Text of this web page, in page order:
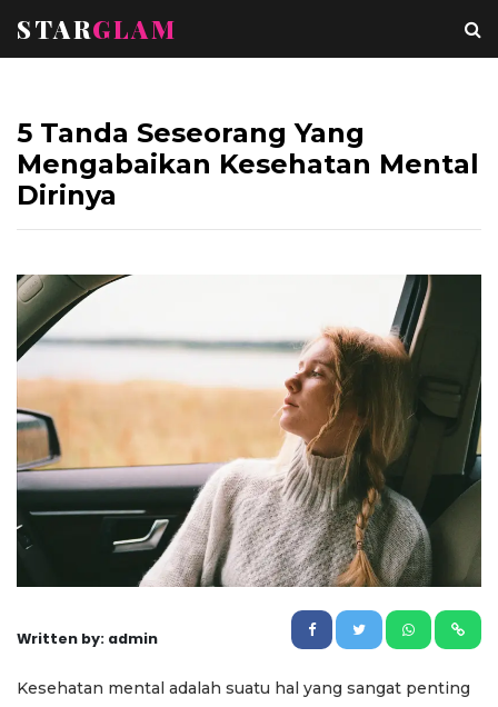
STARGLAM
5 Tanda Seseorang Yang
Mengabaikan Kesehatan Mental
Dirinya
Written by: admin
Kesehatan mental adalah suatu hal yang sangat penting